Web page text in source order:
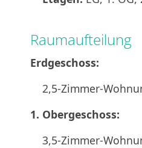
Raumaufteilung
Erdgeschoss:
2,5-Zimmer-
1. Obergeschoss:
3,5-Zimmer-